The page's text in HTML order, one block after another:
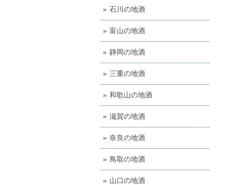
石川の地酒
富山の地酒
静岡の地酒
三重の地酒
和歌山の地酒
滋賀の地酒
奈良の地酒
鳥取の地酒
山口の地酒